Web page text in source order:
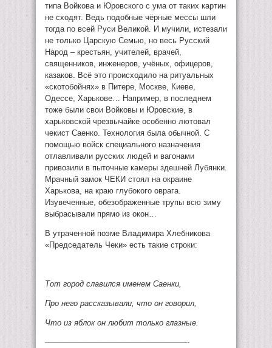
типа Войкова и Юровского с ума от таких картин
не сходят. Ведь подобные чёрные мессы шли
тогда по всей Руси Великой. И мучили, истезали
не только Царскую Семью, но весь Русский
Народ – крестьян, учителей, врачей,
священников, инженеров, учёных, офицеров,
казаков. Всё это происходило на ритуальных
«скотобойнях» в Питере, Москве, Киеве,
Одессе, Харькове… Например, в последнем
тоже были свои Войковы и Юровские, в
харьковской чрезвычайке особенно лютовал
чекист Саенко. Технология была обычной. С
помощью войск специального назначения
отлавливали русских людей и вагонами
привозили в пыточные камеры здешней Лубянки.
Мрачный замок ЧЕКИ стоял на окраине
Харькова, на краю глубокого оврага.
Изувеченные, обезображенные трупы всю зиму
выбрасывали прямо из окон…
В утраченной поэме Владимира Хлебникова
«Председатель Чеки» есть такие строки:
Тот город славился именем Саенки,
Про него рассказывали, что он говорил,
Что из яблок он любит только глазные.
——————————————————-